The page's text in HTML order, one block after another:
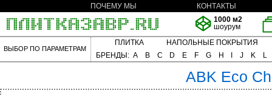
ПОЧЕМУ МЫ
КОНТАКТЫ
1000 м2
шоурум
ВЫБОР ПО ПАРАМЕТРАМ
ПЛИТКА
НАПОЛЬНЫЕ ПОКРЫТИЯ
БРЕНДЫ: A B C D E F G H J K L
ABK Eco